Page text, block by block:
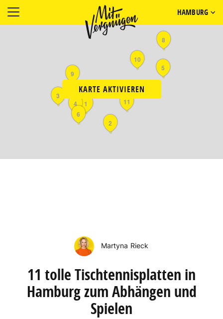
HAMBURG
KARTE AKTIVIEREN
8
2
6
10
5
1
3
11
4
9
Martyna Rieck
11 tolle Tischtennisplatten in
Hamburg zum Abhängen und
Spielen